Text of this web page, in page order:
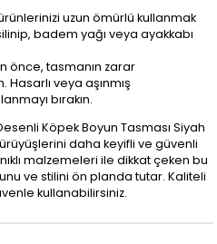
uzun ömürlü kullanmak
badem yağı veya ayakkabı
önce, tasmanın zarar
veya aşınmış
bırakın.
Köpek Boyun Tasması Siyah
daha keyifli ve güvenli
malzemeleri ile dikkat çeken bu
ve stilini ön planda tutar. Kaliteli
kullanabilirsiniz.